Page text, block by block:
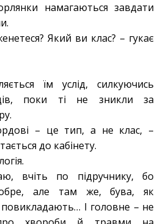
намагаються завдати
Який ви клас? – гукає
їм услід, силкуючись
поки ті не зникли за
– це тип, а не клас, –
до кабінету.
вчіть по підручнику, бо
але там же, бува, як
І головне – не